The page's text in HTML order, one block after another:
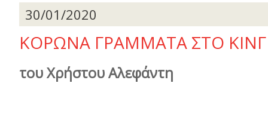
30/01/2020
ΚΟΡΩΝΑ ΓΡΑΜΜΑΤΑ ΣΤΟ
του Χρήστου Αλεφάντη